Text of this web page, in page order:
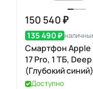
150 540 ₽
135 490 ₽
Смартфон Apple
17 Pro, 1 ТБ,
(Глубокий синий)
SIM+eSIM
Доступно